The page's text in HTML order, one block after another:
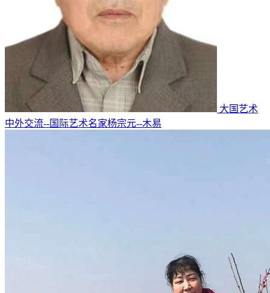
大国艺术
中外交流--国际艺术名家杨宗元--木易